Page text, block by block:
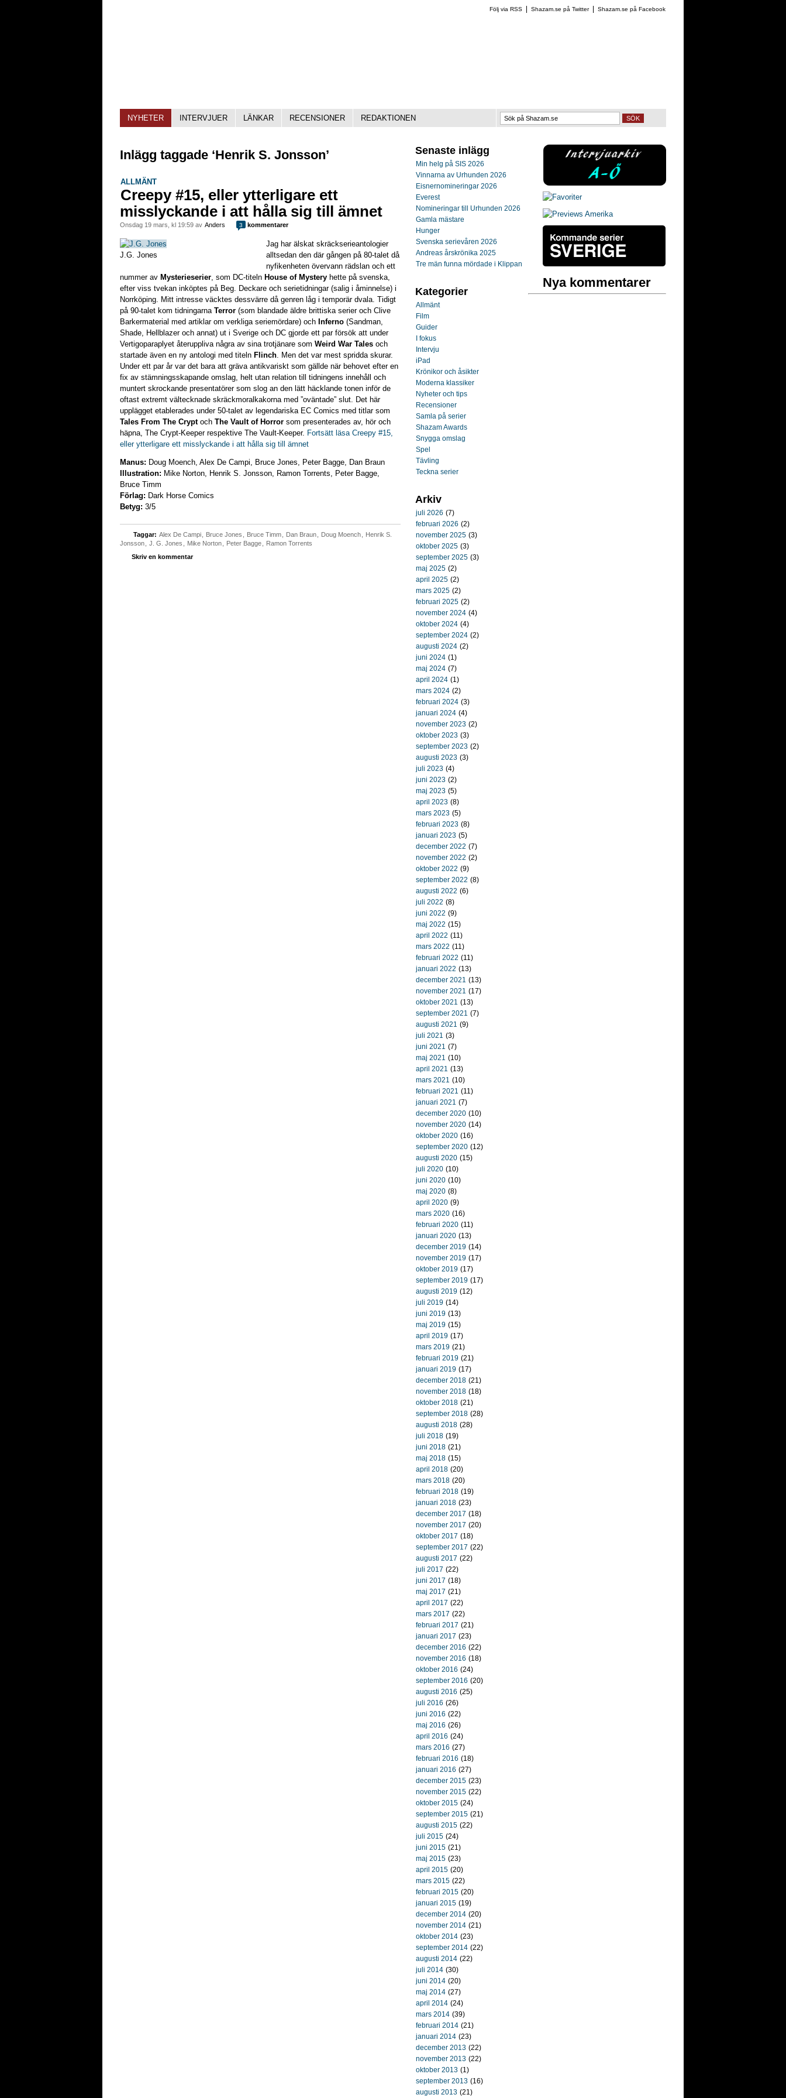
Shazam.se på Facebook
Shazam.se på Twitter
Följ via RSS
NYHETER INTERVJUER LÄNKAR RECENSIONER REDAKTIONEN SÖK
Inlägg taggade ‘Henrik S. Jonsson’
ALLMÄNT
Creepy #15, eller ytterligare ett
misslyckande i att hålla sig till ämnet
onsdag 19 mars, kl 19:59 av Anders 3 kommentarer
J.G. Jones
Jag har älskat skräckserieantologier
alltsedan den där gången på 80-talet då
nyfikenheten övervann rädslan och ett
nummer av Mysterieserier, som DC-titeln House of Mystery hette på svenska,
efter viss tvekan inköptes på Beg. Deckare och serietidningar (salig i åminnelse) i
Norrköping. Mitt intresse väcktes dessvärre då genren låg i temporär dvala. Tidigt
på 90-talet kom tidningarna Terror (som blandade äldre brittiska serier och Clive
Barkermaterial med artiklar om verkliga seriemördare) och Inferno (Sandman,
Shade, Hellblazer och annat) ut i Sverige och DC gjorde ett par försök att under
Vertigoparaplyet återuppliva några av sina trotjänare som Weird War Tales och
startade även en ny antologi med titeln Flinch. Men det var mest spridda skurar.
Under ett par år var det bara att gräva antikvariskt som gällde när behovet efter en
fix av stämningsskapande omslag, helt utan relation till tidningens innehåll och
muntert skrockande presentatörer som slog an den lätt häcklande tonen inför de
oftast extremt vältecknade skräckmoralkakorna med ”oväntade” slut. Det här
upplägget etablerades under 50-talet av legendariska EC Comics med titlar som
Tales From The Cryptoch The Vault of Horror som presenterades av, hör och
häpna, The Crypt-Keeper respektive The Vault-Keeper. Fortsätt läsa Creepy #15,
eller ytterligare ett misslyckande i att hålla sig till ämnet
Manus: Doug Moench, Alex De Campi, Bruce Jones, Peter Bagge, Dan Braun
Illustration: Mike Norton, Henrik S. Jonsson, Ramon Torrents, Peter Bagge,
Bruce Timm
Förlag: Dark Horse Comics
Betyg: 3/5
Taggar: Alex De Campi Bruce Jones Bruce Timm Dan Braun Doug Moench
Henrik S.
Jonsson
J. G. Jones Mike Norton Peter Bagge
Ramon Torrents
Skriv en kommentar
Senaste inlägg
Min helg på SIS 2026
Vinnarna av Urhunden 2026
Eisnernomineringar 2026
Everest
Nomineringar till Urhunden 2026
Gamla mästare
Hunger
Svenska serievåren 2026
Andreas årskrönika 2025
Tre män funna mördade i Klippan
Kategorier
Allmänt
Film
Guider
I fokus
Intervju
iPad
Krönikor och åsikter
Moderna klassiker
Nyheter och tips
Recensioner
Samla på serier
Shazam Awards
Snygga omslag
Spel
Tävling
Teckna serier
Arkiv
juli 2026 (7)
februari 2026 (2)
november 2025 (3)
oktober 2025 (3)
september 2025 (3)
maj 2025 (2)
april 2025 (2)
mars 2025 (2)
februari 2025 (2)
november 2024 (4)
oktober 2024 (4)
september 2024 (2)
augusti 2024 (2)
juni 2024 (1)
maj 2024 (7)
april 2024 (1)
mars 2024 (2)
februari 2024 (3)
januari 2024 (4)
november 2023 (2)
oktober 2023 (3)
september 2023 (2)
augusti 2023 (3)
juli 2023 (4)
juni 2023 (2)
maj 2023 (5)
april 2023 (8)
mars 2023 (5)
februari 2023 (8)
januari 2023 (5)
december 2022 (7)
november 2022 (2)
oktober 2022 (9)
september 2022 (8)
augusti 2022 (6)
juli 2022 (8)
juni 2022 (9)
maj 2022 (15)
april 2022 (11)
mars 2022 (11)
februari 2022 (11)
januari 2022 (13)
december 2021 (13)
november 2021 (17)
oktober 2021 (13)
september 2021 (7)
augusti 2021 (9)
juli 2021 (3)
juni 2021 (7)
maj 2021 (10)
april 2021 (13)
mars 2021 (10)
februari 2021 (11)
januari 2021 (7)
december 2020 (10)
november 2020 (14)
oktober 2020 (16)
september 2020 (12)
augusti 2020 (15)
juli 2020 (10)
juni 2020 (10)
maj 2020 (8)
april 2020 (9)
mars 2020 (16)
februari 2020 (11)
januari 2020 (13)
december 2019 (14)
november 2019 (17)
oktober 2019 (17)
september 2019 (17)
augusti 2019 (12)
juli 2019 (14)
juni 2019 (13)
maj 2019 (15)
april 2019 (17)
mars 2019 (21)
februari 2019 (21)
januari 2019 (17)
december 2018 (21)
november 2018 (18)
oktober 2018 (21)
september 2018 (28)
augusti 2018 (28)
juli 2018 (19)
juni 2018 (21)
maj 2018 (15)
april 2018 (20)
mars 2018 (20)
februari 2018 (19)
januari 2018 (23)
december 2017 (18)
november 2017 (20)
oktober 2017 (18)
september 2017 (22)
augusti 2017 (22)
juli 2017 (22)
juni 2017 (18)
maj 2017 (21)
april 2017 (22)
mars 2017 (22)
februari 2017 (21)
januari 2017 (23)
december 2016 (22)
november 2016 (18)
oktober 2016 (24)
september 2016 (20)
augusti 2016 (25)
juli 2016 (26)
juni 2016 (22)
maj 2016 (26)
april 2016 (24)
mars 2016 (27)
februari 2016 (18)
januari 2016 (27)
december 2015 (23)
november 2015 (22)
oktober 2015 (24)
september 2015 (21)
augusti 2015 (22)
juli 2015 (24)
juni 2015 (21)
maj 2015 (23)
april 2015 (20)
mars 2015 (22)
februari 2015 (20)
januari 2015 (19)
december 2014 (20)
november 2014 (21)
oktober 2014 (23)
september 2014 (22)
augusti 2014 (22)
juli 2014 (30)
juni 2014 (20)
maj 2014 (27)
april 2014 (24)
mars 2014 (39)
februari 2014 (21)
januari 2014 (23)
december 2013 (22)
november 2013 (22)
oktober 2013 (1)
september 2013 (16)
augusti 2013 (21)
Nya kommentarer